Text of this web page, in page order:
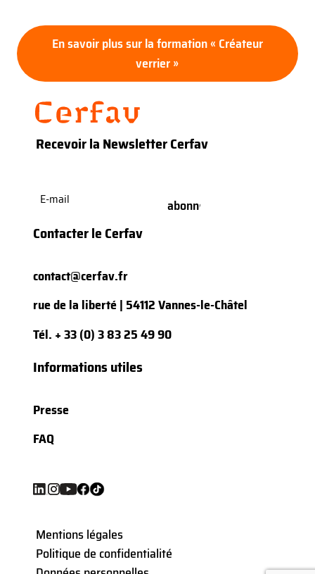
En savoir plus sur la formation « Créateur
verrier »
Recevoir la Newsletter Cerfav
mail(Nécessaire)
Contacter le Cerfav
contact@cerfav.fr
rue de la liberté | 54112 Vannes-le-Châtel
Tél. + 33 (0) 3 83 25 49 90
Informations utiles
Presse
FAQ
Mentions légales
Politique de confidentialité